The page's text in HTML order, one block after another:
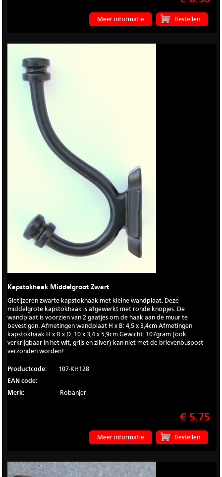
Meer informatie
Kapstokhaak Middelgroot Zwart
Gietijzeren zwarte kapstokhaak met kleine wandplaat. Deze
middelgrote kapstokhaak is afgewerkt met ronde knopjes. De
wandplaat is voorzien van 2 gaatjes om de haak aan de muur te
bevestigen. Afmetingen wandplaat H x B: 4,5 x 3,4cm Afmetingen
kapstokhaak H x B x D: 10 x 3,4 x 5,9cm Gewicht: 107gram (ook
verkrijgbaar in het wit, grijs en zilver) kan niet met de brievenbuspost
verzonden worden!
Productcode:
107-KH128
EAN code:
Merk:
Robanjer
€ 5.75
Meer informatie